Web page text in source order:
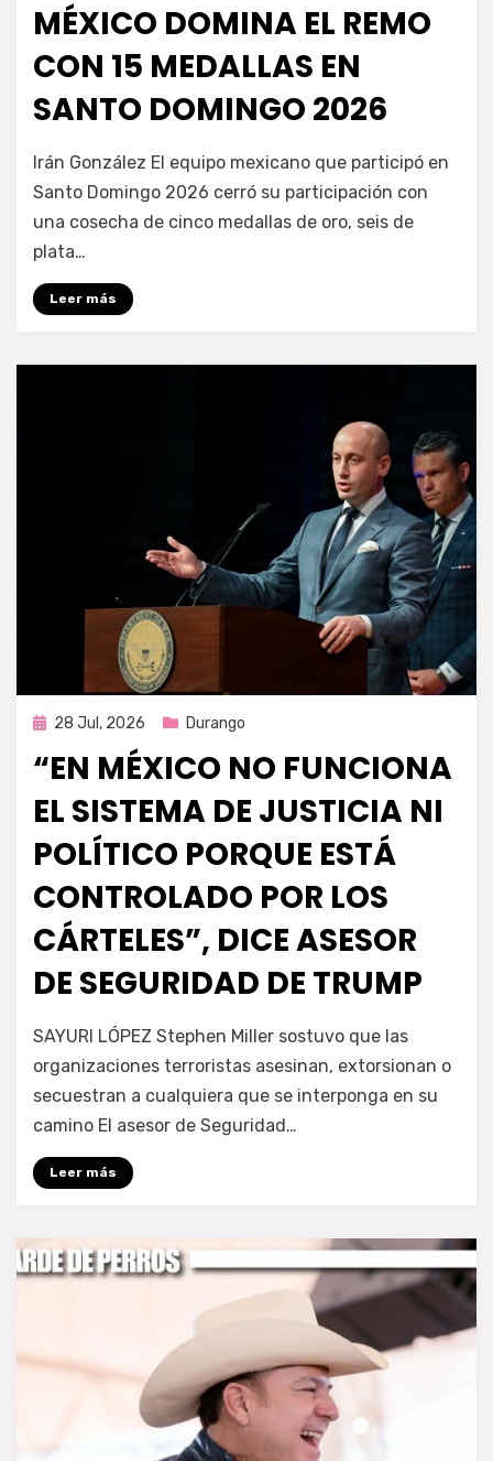
MÉXICO DOMINA EL REMO
CON 15 MEDALLAS EN
SANTO DOMINGO 2026
por Fernando Miranda Servín
Irán González El equipo mexicano que participó en
Santo Domingo 2026 cerró su participación con
una cosecha de cinco medallas de oro, seis de
plata…
Leer más
Publicada
28 Jul, 2026 Durango
“EN MÉXICO NO FUNCIONA
EL SISTEMA DE JUSTICIA NI
POLÍTICO PORQUE ESTÁ
CONTROLADO POR LOS
CÁRTELES”, DICE ASESOR
DE SEGURIDAD DE TRUMP
porFernando Miranda Servín
SAYURI LÓPEZ Stephen Miller sostuvo que las
organizaciones terroristas asesinan, extorsionan o
secuestran a cualquiera que se interponga en su
camino El asesor de Seguridad…
Leer más